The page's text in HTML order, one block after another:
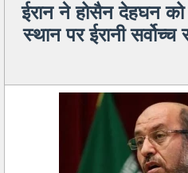
[HI] ईरान ने होसैन देहघन
स्थान पर ईरानी सर्वोच्च